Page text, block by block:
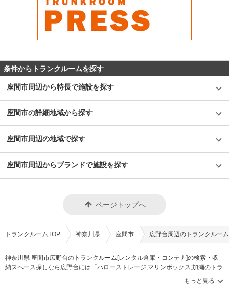
条件からトランクルームを探す
座間市周辺から特長で施設を探す
座間市の詳細地域から探す
座間市周辺の地域で探す
座間市周辺からブランドで施設を探す
ページトップへ
トランクルームTOP 神奈川県 座間市 広野台周辺のトランクルー
神奈川県 座間市広野台のトランクルーム[レンタル倉庫・コンテナ]の検索・収
納スペース探しなら広野台には「ハローストレージ,マリンボックス,加瀬のトラ